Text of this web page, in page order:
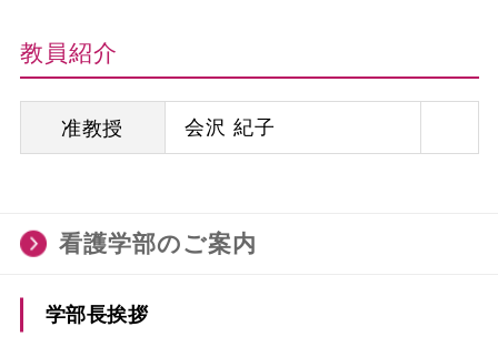
教員紹介
准教授 会沢 紀子
看護学部のご案内
学部長挨拶